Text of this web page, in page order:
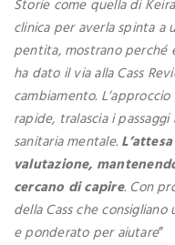
Storie come quella di
clinica per averla spinta
pentita, mostrano perché
ha dato il via alla Cass
cambiamento.
rapide, tralascia i passaggi
sanitaria mentale.
valutazione,
cercano di capire. Con
della Cass che
e ponderato per aiutare”